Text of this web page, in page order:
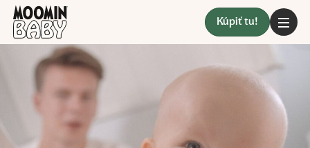
Kúpiť tu!